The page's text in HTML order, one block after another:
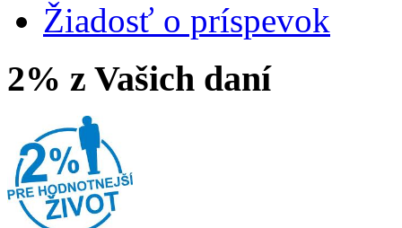
Žiadosť o príspevok
2% z Vašich daní